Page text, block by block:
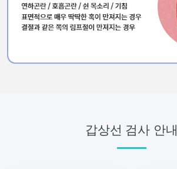
갑상선 검사 안내